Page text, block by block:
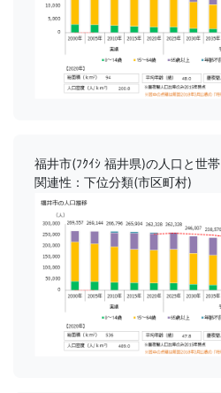
福井市(ﾌｸｲｼ 福井県)の人口と世帯
関連性：下位分類(市区町村)